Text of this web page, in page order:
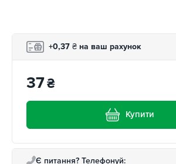
+0,37 ₴ на ваш рахунок
37₴
Купити
Є питання? Телефонуй: